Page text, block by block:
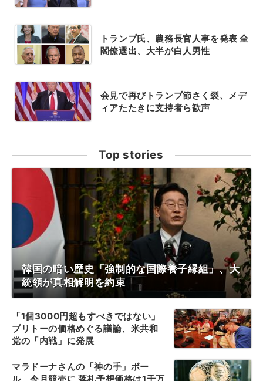
トランプ氏、農務長官人事を発表 全
閣僚選出、大半が白人男性
会見で再びトランプ節さく裂、メデ
ィアたたきに支持者ら歓声
Top stories
韓国の暗い歴史「強制的な国際養子縁組」、大
統領が真相解明を約束
「1個3000円超もすべきではない」
ブリトーの価格めぐる議論、米共和
党の「内戦」に発展
マラドーナさんの「神の手」ボー